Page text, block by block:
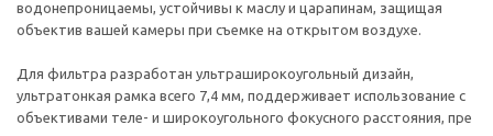
водонепроницаемы, устойчивы к маслу и царапинам, защищая
объектив вашей камеры при съемке на открытом воздухе.
Для фильтра разработан ультраширокоугольный дизайн,
ультратонкая рамка всего 7,4 мм, поддерживает использование с
объективами теле- и широкоугольного фокусного расстояния, пре